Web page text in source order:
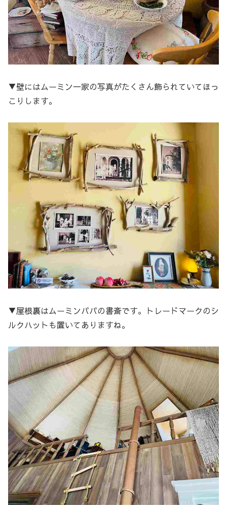
▼壁にはムーミン一家の写真がたくさん飾られていてほっ
こりします。
▼屋根裏はムーミンパパの書斎です。トレードマークのシ
ルクハットも置いてありますね。